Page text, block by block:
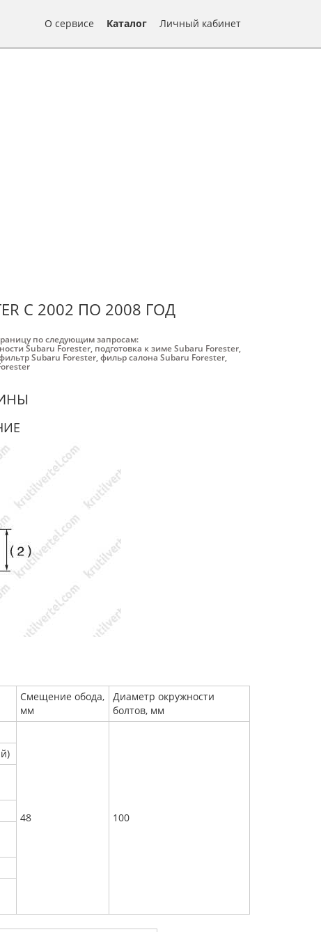
О сервисе Каталог Личный кабинет
С 2002 ПО 2008 ГОД
по следующим запросам:
Subaru Forester, подготовка к зиме Subaru Forester,
Subaru Forester,фильр салона Subaru Forester,
Смещение обода,
мм
Диаметр окружности
болтов, мм
48 100